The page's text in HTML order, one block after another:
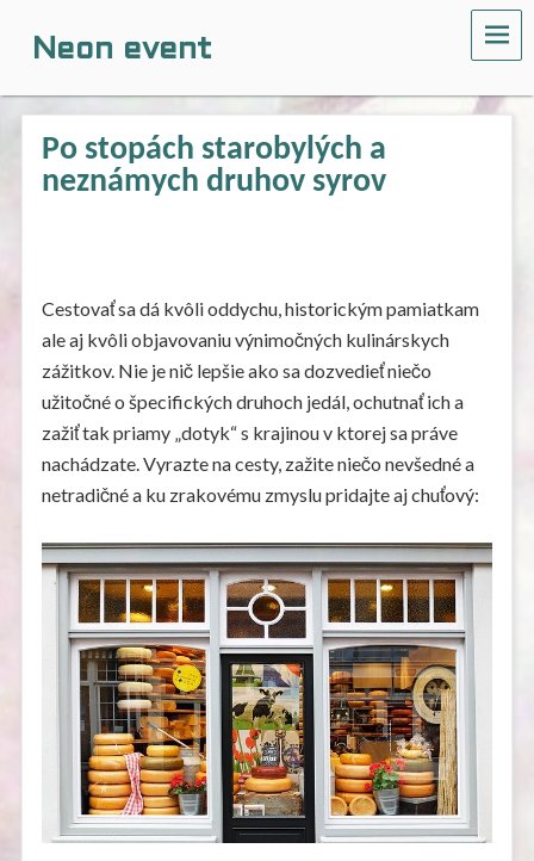
Neon event
Po stopách starobylých a
neznámych druhov syrov
Cestovať sa dá kvôli oddychu, historickým pamiatkam
ale aj kvôli objavovaniu výnimočných kulinárskych
zážitkov. Nie je nič lepšie ako sa dozvedieť niečo
užitočné o špecifických druhoch jedál, ochutnať ich a
zažiť tak priamy „dotyk“ s krajinou v ktorej sa práve
nachádzate. Vyrazte na cesty, zažite niečo nevšedné a
netradičné a ku zrakovému zmyslu pridajte aj chuťový: